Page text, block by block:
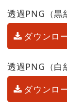
透過PNG（黒
ダウンロ
透過PNG（白
ダウンロ